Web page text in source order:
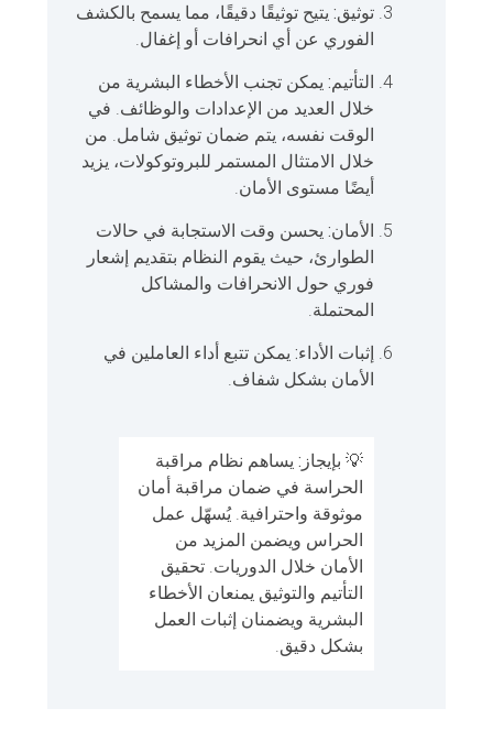
توثيق: يتيح توثيقًا دقيقًا، مما يسمح بالكشف
الفوري عن أي انحرافات أو إغفال.
التأتيم: يمكن تجنب الأخطاء البشرية من
خلال العديد من الإعدادات والوظائف. في
الوقت نفسه، يتم ضمان توثيق شامل. من
خلال الامتثال المستمر للبروتوكولات، يزيد
أيضًا مستوى الأمان.
الأمان: يحسن وقت الاستجابة في حالات
الطوارئ، حيث يقوم النظام بتقديم إشعار
فوري حول الانحرافات والمشاكل
المحتملة.
إثبات الأداء: يمكن تتبع أداء العاملين في
الأمان بشكل شفاف.
💡 بإيجاز: يساهم نظام مراقبة
الحراسة في ضمان مراقبة أمان
موثوقة واحترافية. يُسهّل عمل
الحراس ويضمن المزيد من
الأمان خلال الدوريات. تحقيق
التأتيم والتوثيق يمنعان الأخطاء
البشرية ويضمنان إثبات العمل
بشكل دقيق.